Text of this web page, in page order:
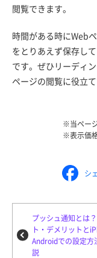
閲覧できます。
時間がある時にWeb
をとりあえず保存し
です。ぜひリーディ
ページの閲覧に役立
※当ペー
※表示価
シ
プッシュ通知とは
ト・デメリットと
Androidでの設定方
説